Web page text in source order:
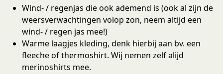
Wind- / regenjas die ook ademend is (ook al zijn de
weersverwachtingen volop zon, neem altijd een
wind- / regen jas mee!)
Warme laagjes kleding, denk hierbij aan bv. een
fleeche of thermoshirt. Wij nemen zelf alijd
merinoshirts mee.